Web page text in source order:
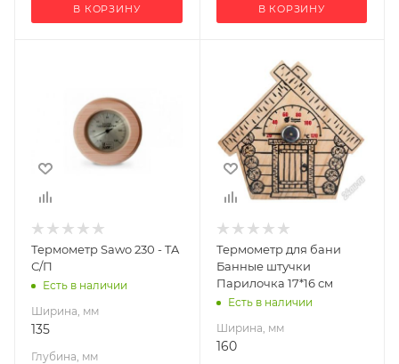
В КОРЗИНУ В КОРЗИНУ
Глубина, мм
Высота, мм
135
Производитель
Термометр Sawo 230 - TA
С/П
Есть в наличии
Ширина, мм
135
Глубина, мм
Ширина, мм
Глубина, мм
20
Высота, мм
170
Материал
Дерево
Габариты В*Ш*Г мм
170x160
Термометр для бани
Банные штучки
Парилочка 17*16 см
Есть в наличии
Ширина, мм
160